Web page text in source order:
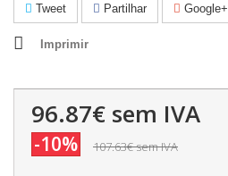
Tweet Partilhar Google+
Imprimir
96.87€ sem IVA
-10% 107.63€sem IVA